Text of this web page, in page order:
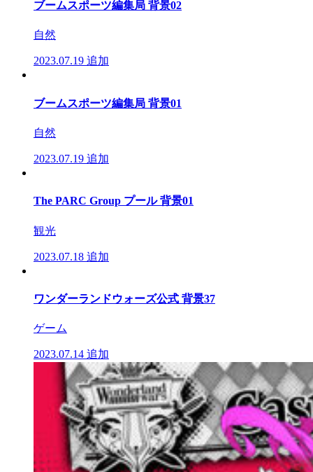
ブームスポーツ編集局 背景02
自然
2023.07.19 追加
ブームスポーツ編集局 背景01
自然
2023.07.19 追加
The PARC Group プール 背景01
観光
2023.07.18 追加
ワンダーランドウォーズ公式 背景37
ゲーム
2023.07.14 追加